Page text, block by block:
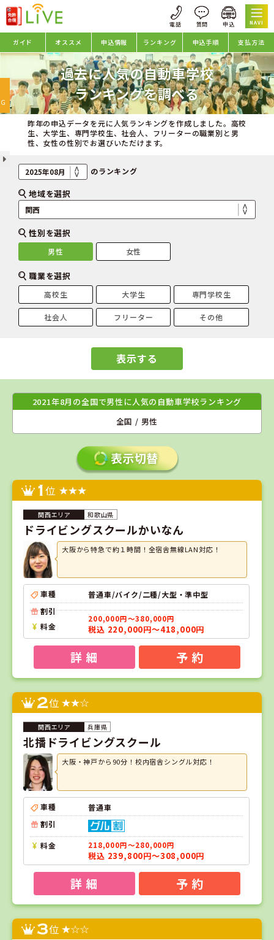
NAVI
ガイド オススメ 申込情報 ランキング 申込手順 支払方法
過去に人気の自動車学校
ランキングを調べる
昨年の申込データを元に人気ランキングを作成しました。高校
生、大学生、専門学校生、社会人、フリーターの職業別と男
性、女性の性別でお選びいただけます。
のランキング
地域を選択
性別を選択
男性 女性
職業を選択
高校生 大学生 専門学校生
社会人 フリーター その他
表示する
2021年8月の全国で男性に人気の自動車学校ランキング
全国 / 男性
1位
和歌山県
ドライビングスクールかいなん
大阪から特急で約１時間！全宿舎無線LAN対応！
車種
普通車/バイク/二種/大型・準中型
割引
料金
200,000円～380,000円
税込 220,000円～418,000円
詳 細 予 約
2位
兵庫県
北播ドライビングスクール
大阪・神戸から90分！校内宿舎シングル対応！
車種
普通車
割引
料金 218,000円～280,000円
税込 239,800円～308,000円
詳 細 予 約
3位